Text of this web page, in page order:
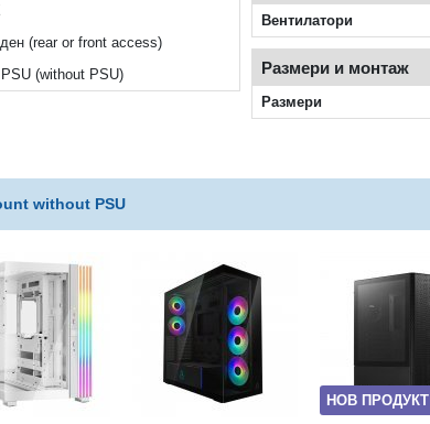
(rear or front access)
(without PSU)
Вентилатори
Размери и монтаж
Размери
without PSU
НОВ ПРОДУКТ